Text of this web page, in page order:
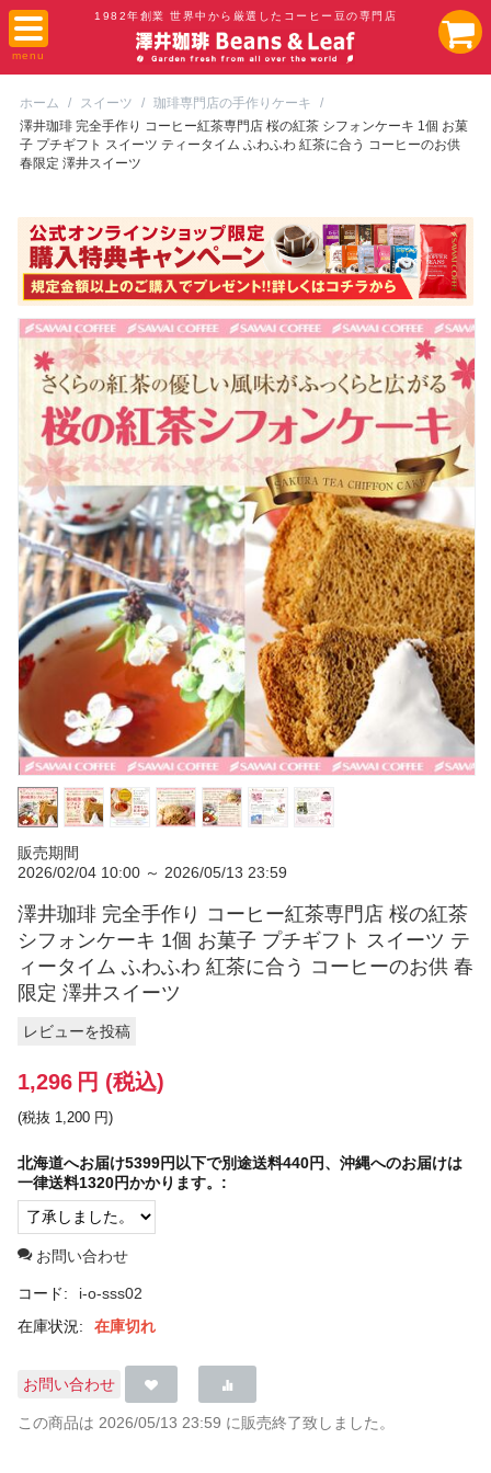
1982年創業 世界中から厳選したコーヒー豆の専門店
ホーム / スイーツ / 珈琲専門店の手作りケーキ
/
澤井珈琲 完全手作り コーヒー紅茶専門店 桜の紅茶 シフォンケーキ 1個 お菓
子 プチギフト スイーツ ティータイム ふわふわ 紅茶に合う コーヒーのお供
春限定 澤井スイーツ
販売期間
2026/02/04 10:00 ～ 2026/05/13 23:59
澤井珈琲 完全手作り コーヒー紅茶専門店 桜の紅茶
シフォンケーキ 1個 お菓子 プチギフト スイーツ テ
ィータイム ふわふわ 紅茶に合う コーヒーのお供 春
限定 澤井スイーツ
レビューを投稿
1,296 円 (税込)
(税抜 1,200 円)
北海道へお届け5399円以下で別途送料440円、沖縄へのお届けは
一律送料1320円かかります。:
お問い合わせ
コード:
i-o-sss02
在庫状況:
在庫切れ
お問い合わせ
この商品は 2026/05/13 23:59 に販売終了致しました。